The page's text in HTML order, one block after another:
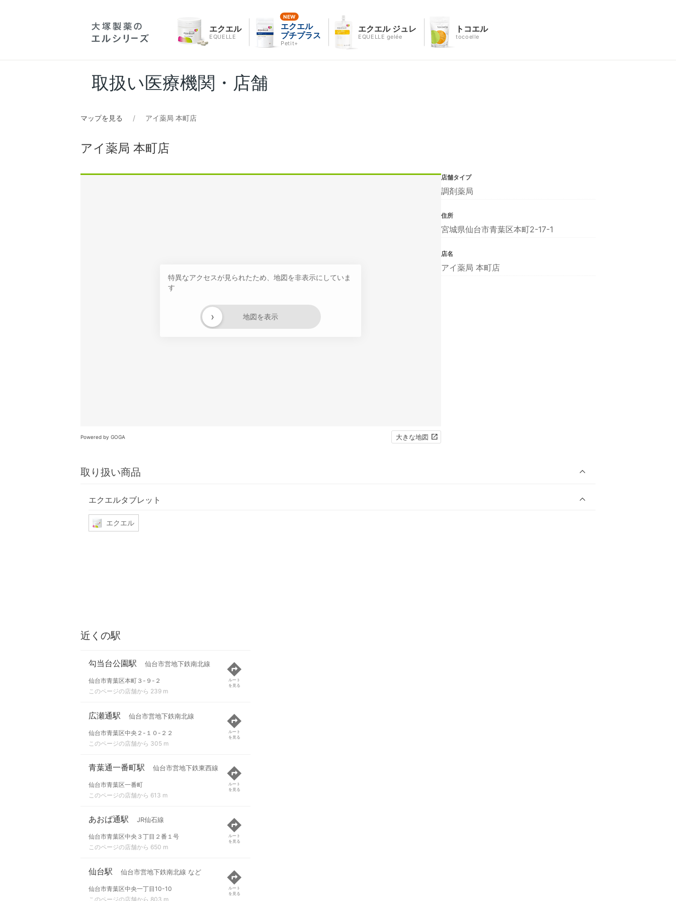
エクエル
EQUELLE
エクエル
プチプラス
Petit+
エクエル ジュレ
EQUELLE gelée
トコエル
tocoelle
取扱い医療機関・店舗
マップを見る アイ薬局 本町店
アイ薬局 本町店
特異なアクセスが見られたため、地図を非表示にしていま
す
地図を表示
›
Powered by GOGA 大きな地図
取り扱い商品
エクエルタブレット
エクエル
店舗タイプ
調剤薬局
住所
宮城県仙台市青葉区本町2-17-1
店名
アイ薬局 本町店
近くの駅
勾当台公園駅 仙台市営地下鉄南北線
仙台市青葉区本町３-９-２
このページの店舗から 239 m
ルート
を見る
広瀬通駅 仙台市営地下鉄南北線
仙台市青葉区中央２-１０-２２
このページの店舗から 305 m
ルート
を見る
青葉通一番町駅 仙台市営地下鉄東西線
仙台市青葉区一番町
このページの店舗から 613 m
ルート
を見る
あおば通駅 JR仙石線
仙台市青葉区中央３丁目２番１号
このページの店舗から 650 m
ルート
を見る
仙台駅 仙台市営地下鉄南北線 など
仙台市青葉区中央一丁目10-10
このページの店舗から 803 m
ルート
を見る